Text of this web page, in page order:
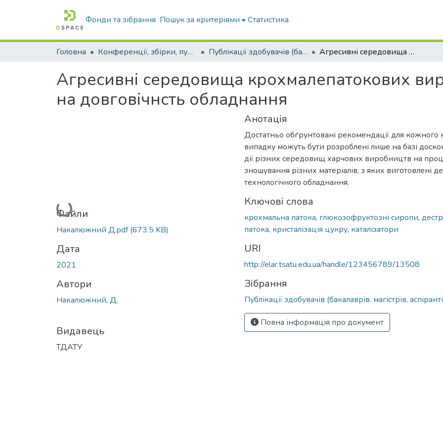
Фонди та зібрання Пошук за критеріями Статистика
Головна Конференції, збірки, публікації молодих вчених і здобувачів : магістрів, бакалаврів, аспірантів. Публікації здобувачів (бакалаврів. магістрів, аспірантів) Агресивні середовища крохмалепатокових виробництв і їх вплив на довговічнсть обладнання
Агресивні середовища крохмалепатокових
на довговічнсть обладнання
Вантажиться...
Файли
Накалюжний Д.pdf(673.5 KB)
Дата
2021
Автори
Накалюжний, Д.
Видавець
ТДАТУ
Анотація
Достатньо обґрунтовані рекомендації для кожного
випадку можуть бути розроблені лише на базі
дії різних середовищ харчових виробництв на
зношування різних матеріалів, з яких виготовлені
технологічного обладнання.
Ключові слова
крохмальна патока, глюкозофруктозні сиропи,
патока, кристалізація цукру, каталізатори
URI
http://elar.tsatu.edu.ua/handle/123456789/13508
Зібрання
Публікації здобувачів (бакалаврів. магістрів,
Повна інформація про документ